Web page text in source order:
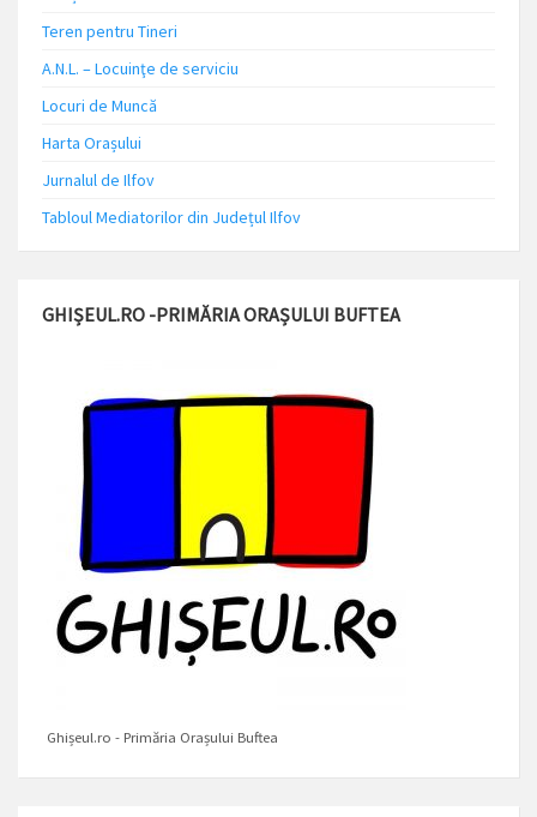
Teren pentru Tineri
A.N.L. – Locuinţe de serviciu
Locuri de Muncă
Harta Orașului
Jurnalul de Ilfov
Tabloul Mediatorilor din Județul Ilfov
GHIȘEUL.RO -PRIMĂRIA ORAȘULUI BUFTEA
Ghișeul.ro - Primăria Orașului Buftea